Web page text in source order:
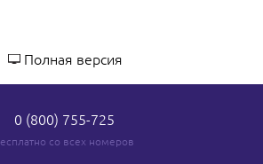
Полная версия
0 (800) 755-725
со всех номеров